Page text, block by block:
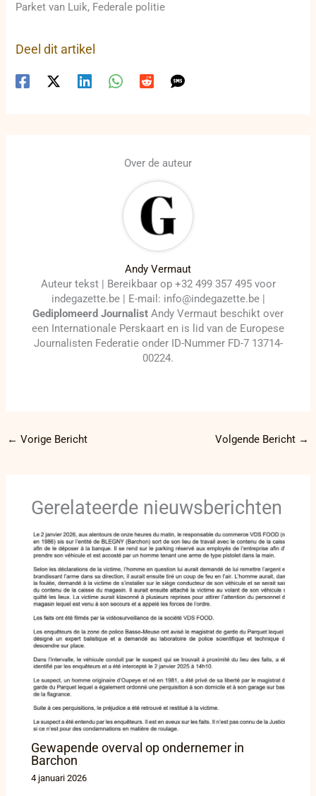
Parket van Luik, Federale politie
Deel dit artikel
Over de auteur
Andy Vermaut
Auteur tekst | Bereikbaar op +32 499 357 495 voor
indegazette.be | E-mail: info@indegazette.be |
Gediplomeerd Journalist Andy Vermaut beschikt over
een Internationale Perskaart en is lid van de Europese
Journalisten Federatie onder ID-Nummer FD-7 13714-
00224.
← Vorige Bericht Volgende Bericht →
Gerelateerde nieuwsberichten
Gewapende overval op ondernemer in
Barchon
4 januari 2026